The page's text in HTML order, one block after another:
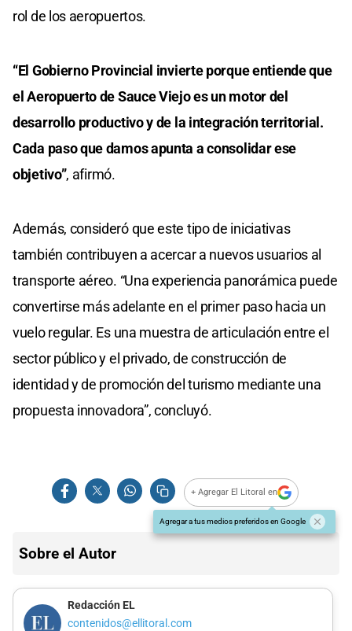
rol de los aeropuertos.
“El Gobierno Provincial invierte porque entiende que
el Aeropuerto de Sauce Viejo es un motor del
desarrollo productivo y de la integración territorial.
Cada paso que damos apunta a consolidar ese
objetivo”, afirmó.
Además, consideró que este tipo de iniciativas
también contribuyen a acercar a nuevos usuarios al
transporte aéreo. “Una experiencia panorámica puede
convertirse más adelante en el primer paso hacia un
vuelo regular. Es una muestra de articulación entre el
sector público y el privado, de construcción de
identidad y de promoción del turismo mediante una
propuesta innovadora”, concluyó.
+ Agregar El Litoral en
Agregar a tus medios preferidos en Google
Sobre el Autor
Redacción EL
contenidos@ellitoral.com